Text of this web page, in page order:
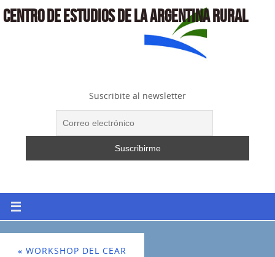
CENTRO DE ESTUDIOS DE LA ARGENTINA RURAL
Suscribite al newsletter
« WORKSHOP DEL CEAR